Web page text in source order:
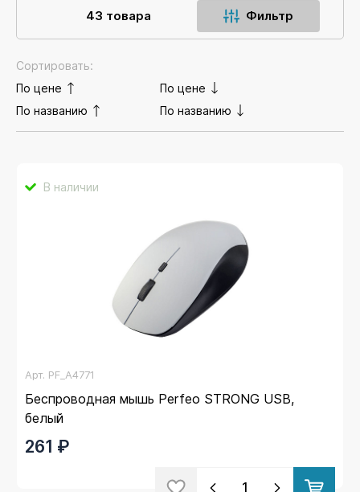
43 товара Фильтр
Сортировать:
По цене
По цене
По названию
По названию
В наличии
Арт. PF_A4771
Беспроводная мышь Perfeo STRONG USB,
белый
261 ₽